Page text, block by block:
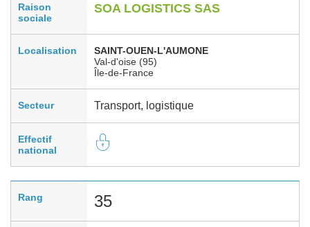
Raison
sociale
SOA LOGISTICS SAS
Localisation
SAINT-OUEN-L'AUMONE
Val-d'oise (95)
Île-de-France
Secteur Transport, logistique
Effectif
national
Rang 35